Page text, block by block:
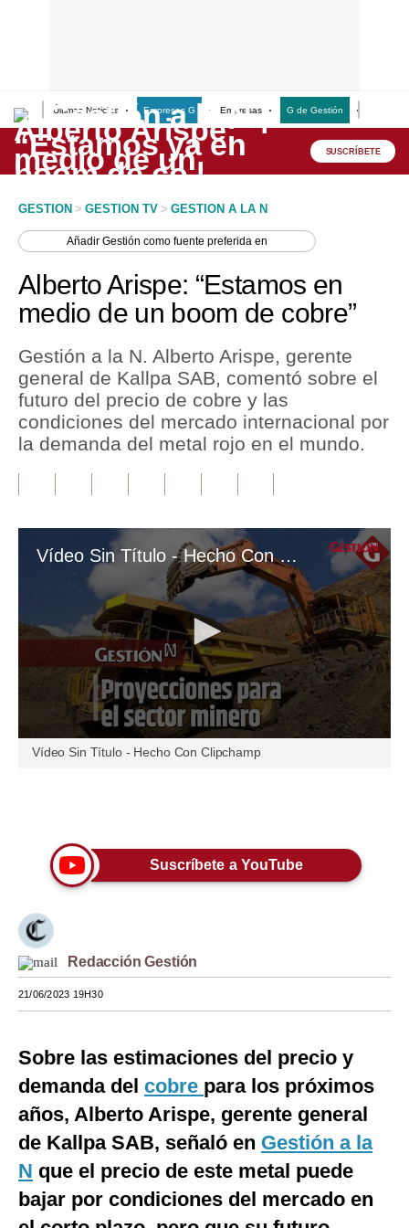
Últimas Noticias Empresas G Empresas G de Gestión
Lo último
Peru Quiosco
Economía
Política
Tu Dinero
Plus G
Editorial
Pregunta de hoy
Tendencias
Moda
Estilos
Mundo
EEUU
México
Internacional
Club del Suscriptor
Mix
G de Gestión
SUSCRÍBETE
GESTION > GESTION TV > GESTION A LA N
AñadirGestión como fuente preferida en
Alberto Arispe: “Estamos en
medio de un boom de cobre”
Gestión a la N. Alberto Arispe, gerente
general de Kallpa SAB, comentó sobre el
futuro del precio de cobre y las
condiciones del mercado internacional por
la demanda del metal rojo en el mundo.
Vídeo Sin Título ‐ Hecho Con Clipchamp
seconds
Vídeo Sin Título ‐ Hecho Con Clipchamp
Suscríbete a YouTube
Redacción Gestión
21/06/2023 19H30
Sobre las estimaciones del precio y
demanda del cobre para los próximos
años, Alberto Arispe, gerente general
de Kallpa SAB, señaló en Gestión a la
N que el precio de este metal puede
bajar por condiciones del mercado en